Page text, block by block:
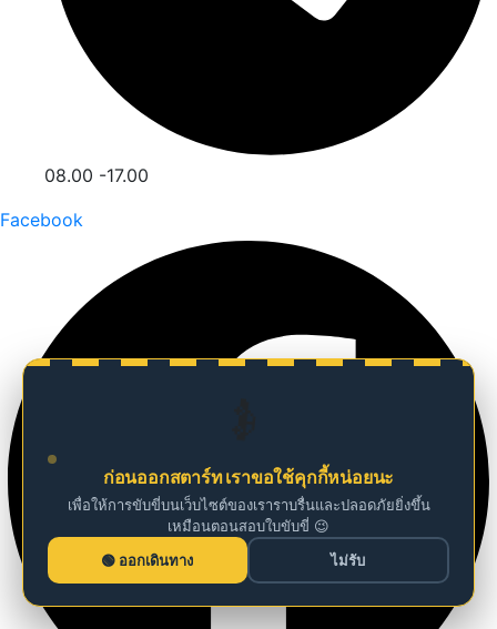
ก่อนออกสตาร์ท เราขอใช้คุกกี้หน่อยนะ
เพื่อให้การขับขี่บนเว็บไซต์ของเราราบรื่นและปลอดภัยยิ่งขึ้น
เหมือนตอนสอบใบขับขี่ 😉
ออกเดินทาง
ไม่รับ
08.00 -17.00
Facebook